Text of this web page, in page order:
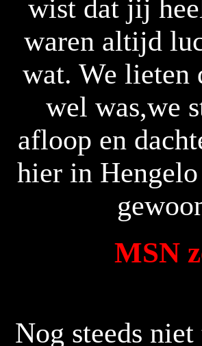
wist dat jij
waren altijd
wat. We lieten
wel was,we
afloop en
hier in
MSN
Nog steeds